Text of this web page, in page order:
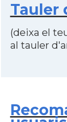
Tauler
(deixa el
al tauler